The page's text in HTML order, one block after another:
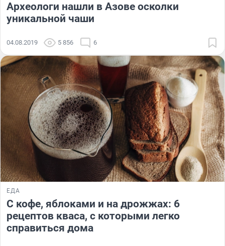
Археологи нашли в Азове осколки
уникальной чаши
04.08.2019 5 856 6
ЕДА
С кофе, яблоками и на дрожжах: 6
рецептов кваса, с которыми легко
справиться дома